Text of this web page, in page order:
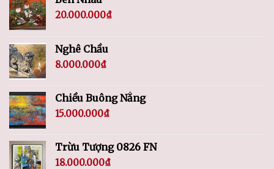
20.000.000₫
Nghê Chầu
8.000.000₫
Chiều Buông Nắng
15.000.000₫
Trừu Tượng 0826 FN
18.000.000₫